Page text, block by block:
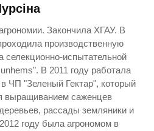
Закончила ХГАУ. В
производственную
селекционно-испытательной
В 2011 году работала
ЧП "Зеленый Гектар", который
выращиванием саженцев
рассады земляники и
году была агрономом в